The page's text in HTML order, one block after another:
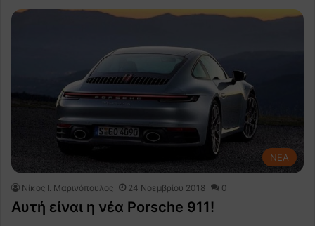
NEA
Nίκος Ι. Mαρινόπουλος 24 Νοεμβρίου 2018 0
Αυτή είναι η νέα Porsche 911!